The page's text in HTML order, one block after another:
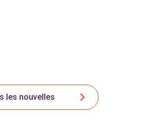
les nouvelles